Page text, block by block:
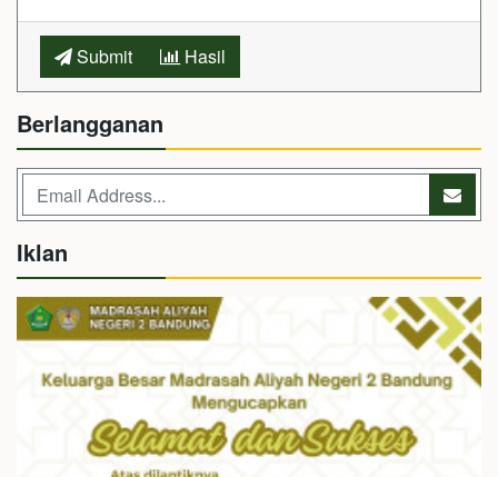
Submit Hasil
Berlangganan
Iklan